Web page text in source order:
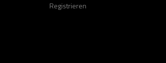
Registrieren